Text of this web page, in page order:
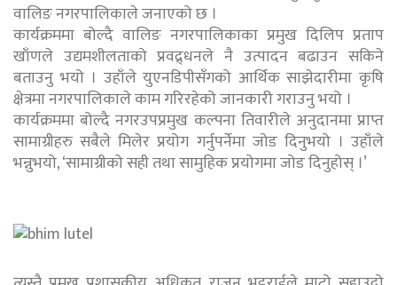
वालिङ नगरपालिकाले जनाएको छ ।
कार्यक्रममा बोल्दै वालिङ नगरपालिकाका प्रमुख दिलिप प्रताप
खाँणले उद्यमशीलताको प्रवद्र्धनले नै उत्पादन बढाउन सकिने
बताउनु भयो । उहाँले युएनडिपीसँगको आर्थिक साझेदारीमा कृषि
क्षेत्रमा नगरपालिकाले काम गरिरहेको जानकारी गराउनु भयो ।
कार्यक्रममा बोल्दै नगरउपप्रमुख कल्पना तिवारीले अनुदानमा प्राप्त
सामाग्रीहरु सबैले मिलेर प्रयोग गर्नुपर्नेमा जोड दिनुभयो । उहाँले
भन्नुभयो, ‘सामाग्रीको सही तथा सामुहिक प्रयोगमा जोड दिनुहोस् ।’